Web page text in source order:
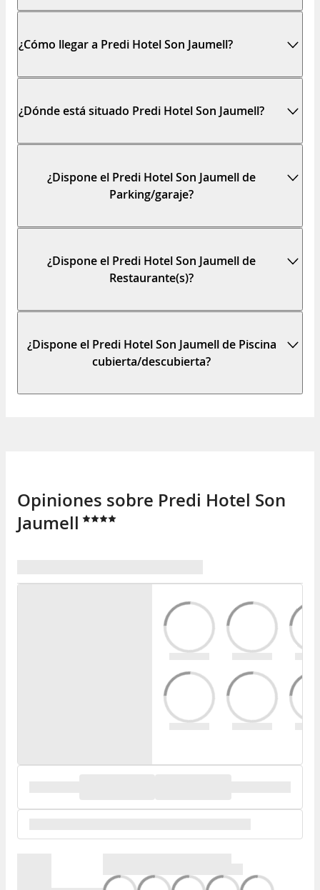
¿Cómo llegar a Predi Hotel Son Jaumell?
¿Dónde está situado Predi Hotel Son Jaumell?
¿Dispone el Predi Hotel Son Jaumell de
Parking/garaje?
¿Dispone el Predi Hotel Son Jaumell de
Restaurante(s)?
¿Dispone el Predi Hotel Son Jaumell de Piscina
cubierta/descubierta?
Opiniones sobre Predi Hotel Son
Jaumell